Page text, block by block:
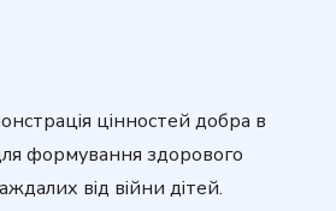
цінностей добра в
формування здорового
від війни дітей.